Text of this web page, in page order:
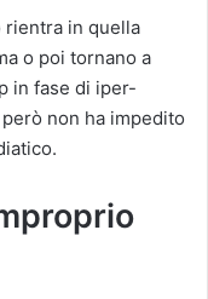
rientra in quella
o poi tornano a
in fase di iper-
non ha impedito